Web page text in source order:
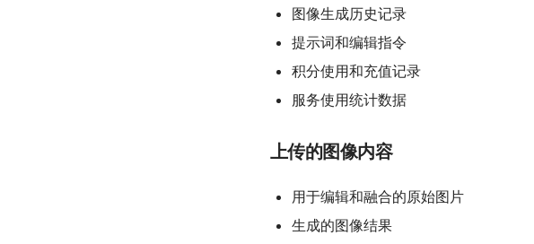
图像生成历史记录
提示词和编辑指令
积分使用和充值记录
服务使用统计数据
上传的图像内容
用于编辑和融合的原始图片
生成的图像结果